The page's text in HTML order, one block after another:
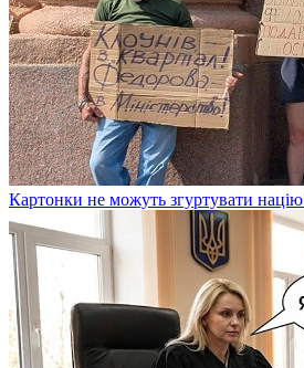
​Картонки не можуть згуртувати націю